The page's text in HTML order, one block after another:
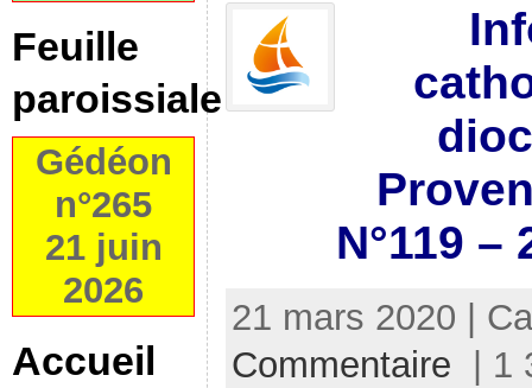
Feuille
paroissiale
Gédéon
n°265
21 juin
2026
Accueil
N°119 –
21 mars 2020 |
Commentaire | 1